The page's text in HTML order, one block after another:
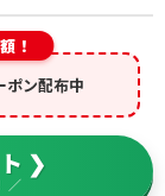
！
ポン配布中
❯
／